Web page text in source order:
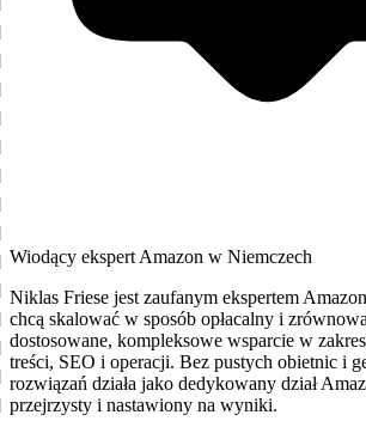
Wiodący ekspert Amazon w Niemczech
Niklas Friese jest zaufanym ekspertem
chcą skalować w sposób opłacalny i
dostosowane, kompleksowe wsparcie w
treści, SEO i operacji. Bez pustych obietnic i
rozwiązań działa jako dedykowany dział
przejrzysty i nastawiony na wyniki.